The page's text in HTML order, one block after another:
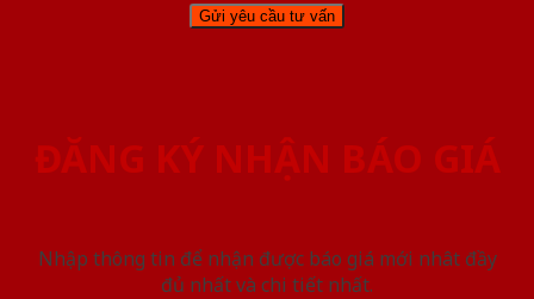
ĐĂNG KÝ NHẬN BÁO GIÁ
Nhập thông tin để nhận được báo giá mới nhât đầy
đủ nhất và chi tiết nhất.